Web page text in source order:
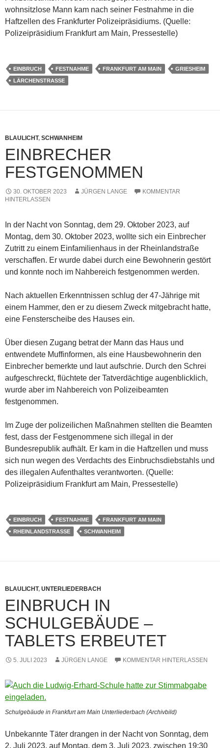
wohnsitzlose Mann kam nach seiner Festnahme in die
Haftzellen des Frankfurter Polizeipräsidiums. (Quelle:
Polizeipräsidium Frankfurt am Main, Pressestelle)
EINBRUCH FESTNAHME FRANKFURT AM MAIN
GRIESHEIM
LÄRCHENSTRASSE
BLAULICHT, SCHWANHEIM
EINBRECHER
FESTGENOMMEN
30. OKTOBER 2023 JÜRGEN LANGE
KOMMENTAR
HINTERLASSEN
In der Nacht von Sonntag, dem 29. Oktober 2023, auf
Montag, dem 30. Oktober 2023, wollte sich ein Einbrecher
Zutritt zu einem Einfamilienhaus in der Rheinlandstraße
verschaffen. Er wurde dabei durch eine Bewohnerin gestört
und konnte noch im Nahbereich festgenommen werden.
Nach aktuellen Erkenntnissen schlug der 47-Jährige mit
einem Hammer, den er zu diesem Zweck mitgebracht hatte,
eine Fensterscheibe des Hauses ein.
Über diesen Zugang betrat der Mann das Haus und
entwendete Muffinformen, als eine Hausbewohnerin den
Einbrecher bemerkte und laut aufschrie. Durch den Schrei
aufgeschreckt, flüchtete der Tatverdächtige augenblicklich,
wurde aber im Nahbereich von Polizeibeamten
festgenommen.
Im Zuge der polizeilichen Maßnahmen stellten die Beamten
fest, dass der Festgenommene sich illegal in der
Bundesrepublik aufhält. Er kam in die Haftzellen und muss
sich nun wegen des Verdachts des Einbruchsdiebstahls und
des illegalen Aufenthaltes verantworten. (Quelle:
Polizeipräsidium Frankfurt am Main, Pressestelle)
EINBRUCH FESTNAHME
FRANKFURT AM MAIN
RHEINLANDSTRASSE
SCHWANHEIM
BLAULICHT, UNTERLIEDERBACH
EINBRUCH IN
SCHULGEBÄUDE –
TABLETS ERBEUTET
5. JULI 2023 JÜRGEN LANGE KOMMENTAR HINTERLASSEN
Schulgebäude in Frankfurt am Main Unterliederbach (Archivbild)
Unbekannte Täter drangen in der Nacht von Sonntag, dem
2. Juli 2023, auf Montag, dem 3. Juli 2023, zwischen 19:30